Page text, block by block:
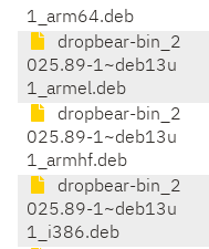
1_arm64.deb
dropbear-bin_2
025.89-1~deb13u
1_armel.deb
dropbear-bin_2
025.89-1~deb13u
1_armhf.deb
dropbear-bin_2
025.89-1~deb13u
1_i386.deb